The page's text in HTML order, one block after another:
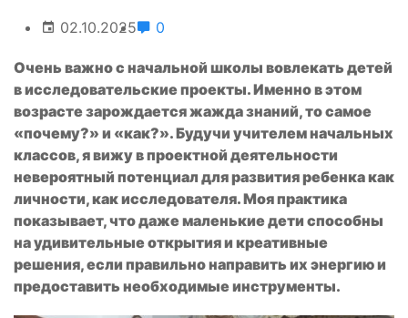
02.10.2025 0
Очень важно с начальной школы вовлекать детей
в исследовательские проекты. Именно в этом
возрасте зарождается жажда знаний, то самое
«почему?» и «как?». Будучи учителем начальных
классов, я вижу в проектной деятельности
невероятный потенциал для развития ребенка как
личности, как исследователя. Моя практика
показывает, что даже маленькие дети способны
на удивительные открытия и креативные
решения, если правильно направить их энергию и
предоставить необходимые инструменты.